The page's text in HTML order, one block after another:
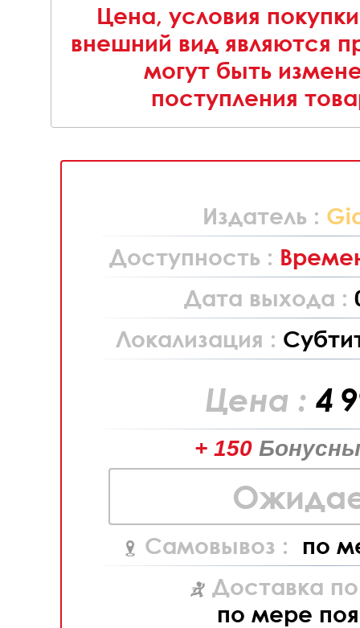
Цена, условия
внешний вид являются
могут быть
поступления
Издатель :
Доступность :
Дата выхода :
Локализация :
Цена : 4
+ 150
Самовывоз : по
Доставка
по мере